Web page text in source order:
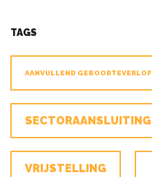
TAGS
AANVULLEND GEBOORTEVERLOF
SECTORAANSLUITING
VRIJSTELLING